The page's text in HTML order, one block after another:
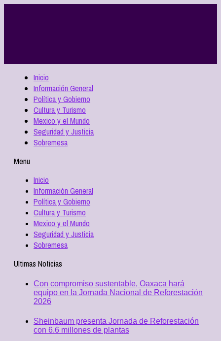
Inicio
Información General
Política y Gobierno
Cultura y Turismo
Mexico y el Mundo
Seguridad y Justicia
Sobremesa
Menu
Inicio
Información General
Política y Gobierno
Cultura y Turismo
Mexico y el Mundo
Seguridad y Justicia
Sobremesa
Ultimas Noticias
Con compromiso sustentable, Oaxaca hará
equipo en la Jornada Nacional de Reforestación
2026
Sheinbaum presenta Jornada de Reforestación
con 6.6 millones de plantas